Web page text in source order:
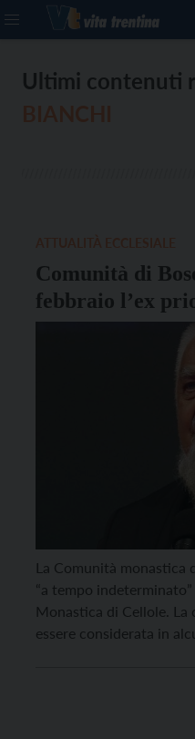
Ultimi contenuti
Comunità di
febbraio l’ex
trasferirsi
La Comunità monastica
“a tempo
Monastica di Cellole.
essere considerata in